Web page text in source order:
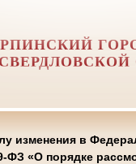
СВЕРДЛОВСКОЙ
изменения в
ФЗ «О порядке